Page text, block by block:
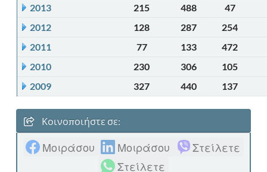
2013
215 488
47
2012
128 287
254
2011
77 133
472
2010
230 306
105
2009
327 440 137
Κοινοποιήστε σε:
Μοιράσου Μοιράσου
Στείλετε
Στείλετε